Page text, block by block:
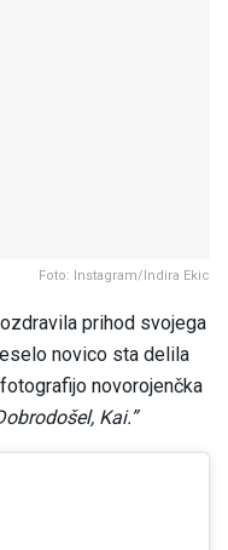
Foto: Instagram/Indira Ekic
prihod svojega
novico sta delila
novorojenčka
Kai.”